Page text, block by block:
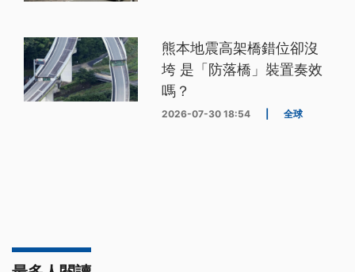
熊本地震高架橋錯位卻沒
垮 是「防落橋」裝置奏效
嗎？
2026-07-30 18:54 全球